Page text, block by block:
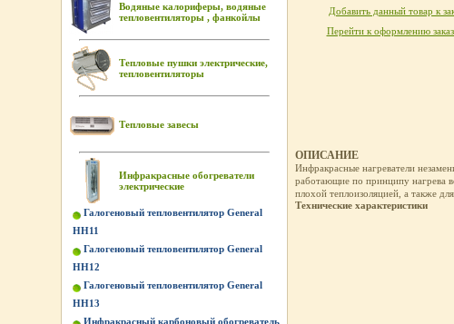
Водяные калориферы, водяные
тепловентиляторы , фанкойлы
Тепловые пушки электрические,
тепловентиляторы
Тепловые завесы
Инфракрасные обогреватели
электрические
Галогеновый тепловентилятор General
HH11
Галогеновый тепловентилятор General
HH12
Галогеновый тепловентилятор General
HH13
Инфракрасный карбоновый обогреватель
Добавить данный товар к
Перейти к оформлению
ОПИСАНИЕ
Инфракрасные нагреватели
работающие по принципу нагрева
плохой теплоизоляцией, а также
Технические характеристики